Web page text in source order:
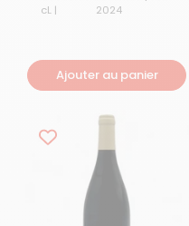
cL |
2024
Ajouter au panier